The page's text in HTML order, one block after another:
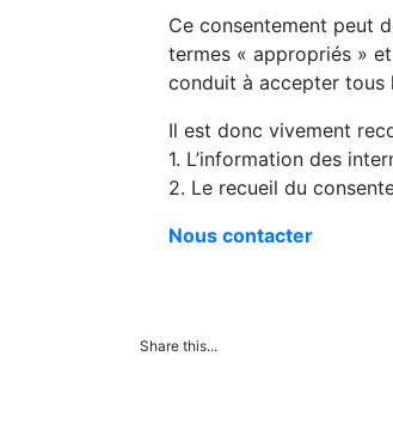
Ce consentement peut
termes « appropriés »
conduit à accepter tous
Il est donc vivement
1. L’information des
2. Le recueil du
Nous contacter
Share this...